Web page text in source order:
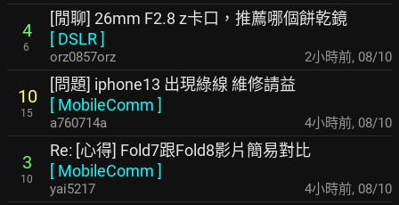
4
6
[閒聊] 26mm F2.8 z卡口，推薦哪個餅乾鏡
[ DSLR]
orz0857orz 2小時前, 08/10
10
15
[問題] iphone13 出現綠線 維修請益
[ MobileComm ]
a760714a 4小時前, 08/10
3
10
Re: [心得] Fold7跟Fold8影片簡易對比
[ MobileComm ]
yai5217 4小時前, 08/10